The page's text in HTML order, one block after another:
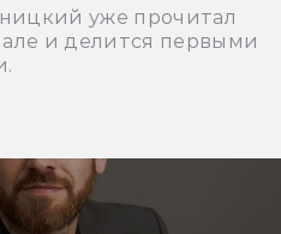
уже прочитал
и делится первыми